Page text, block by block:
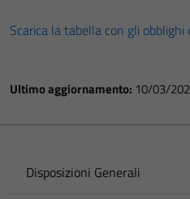
Scarica la tabella con gli obblighi
Ultimo aggiornamento: 10/03/
Disposizioni Generali